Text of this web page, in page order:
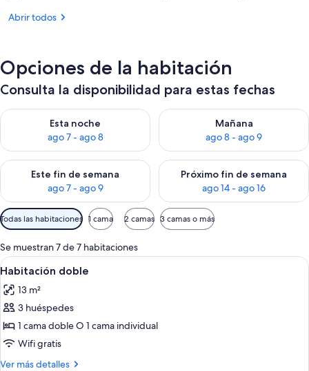
Abrir todos
Opciones de la habitación
Consulta la disponibilidad para estas fechas
Esta noche
ago 7 - ago 8
Consulta la disponibilidad para esta noche, ago 7 - ago 8
Mañana
ago 8 - ago 9
Consulta la disponibilidad
Este fin de semana
ago 7 - ago 9
Consulta la disponibilidad para este fin de semana, ago 7 -
Próximo fin de semana
ago 14 - ago 16
Consulta la disponibilidad
Filtros
disponibles
para
las
habitaciones
Todas las habitaciones 1 cama 2 camas 3 camas o más
Se muestran 7 de 7 habitaciones
Abrir
todas
las
fotos
de
Habitación
doble
Un dormitorio con una cama
4
Habitación doble
13 m²
3 huéspedes
1 cama doble O 1 cama individual
Wifi gratis
Ver más detalles
Más